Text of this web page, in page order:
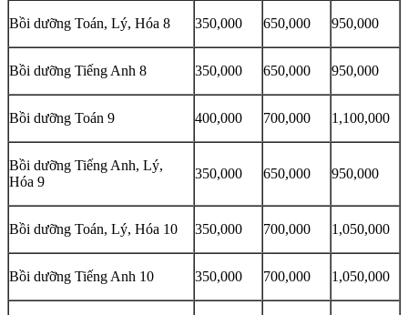
Bồi dưỡng Toán, Lý, Hóa 8 350,000 650,000 950,000
Bồi dưỡng Tiếng Anh 8 350,000 650,000 950,000
Bồi dưỡng Toán 9 400,000 700,000 1,100,000
Bồi dưỡng Tiếng Anh, Lý,
Hóa 9
350,000 650,000 950,000
Bồi dưỡng Toán, Lý, Hóa 10 350,000 700,000 1,050,000
Bồi dưỡng Tiếng Anh 10 350,000 700,000 1,050,000